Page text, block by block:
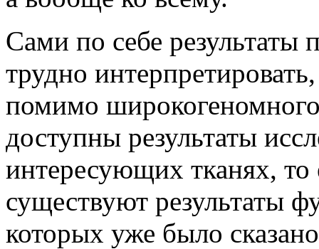
Сами по себе результаты
трудно
помимо
доступны результаты
интересующих тканях, то
существуют результаты
которых уже было